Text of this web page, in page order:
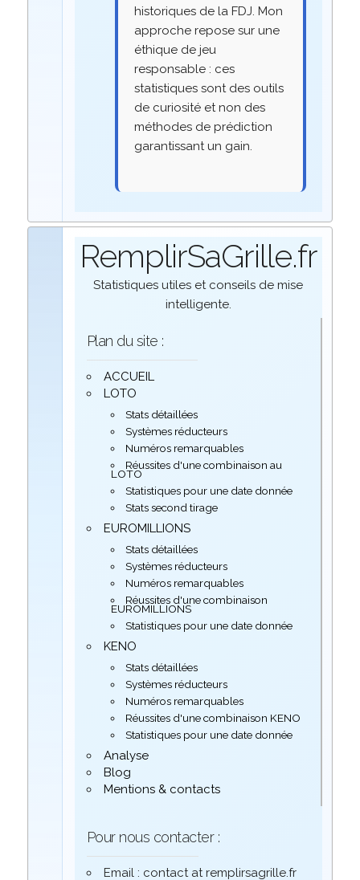
historiques de la FDJ. Mon
approche repose sur une
éthique de jeu
responsable : ces
statistiques sont des outils
de curiosité et non des
méthodes de prédiction
garantissant un gain.
RemplirSaGrille.fr
Statistiques utiles et conseils de mise
intelligente.
Plan du site :
ACCUEIL
LOTO
Stats détaillées
Systèmes réducteurs
Numéros remarquables
Réussites d'une combinaison au
LOTO
Statistiques pour une date donnée
Stats second tirage
EUROMILLIONS
Stats détaillées
Systèmes réducteurs
Numéros remarquables
Réussites d'une combinaison
EUROMILLIONS
Statistiques pour une date donnée
KENO
Stats détaillées
Systèmes réducteurs
Numéros remarquables
Réussites d'une combinaison KENO
Statistiques pour une date donnée
Analyse
Blog
Mentions & contacts
Pour nous contacter :
Email : contact at remplirsagrille.fr